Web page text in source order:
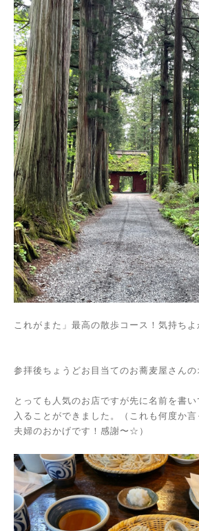
これがまた」最高の散歩コース！気持ちよ
参拝後ちょうどお目当てのお蕎麦屋さんの
とっても人気のお店ですが先に名前を書
入ることができました。（これも何度か
夫婦のおかげです！感謝〜☆）